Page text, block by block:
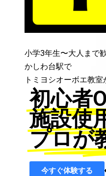
小学3年生〜大人まで
かしわ台駅で
トミヨシオーボエ教
初心者
施設使
プロが
今すぐ体験する